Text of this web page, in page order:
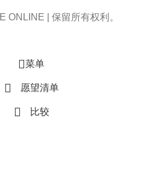
ONLINE | 保留所有权利。
菜单
愿望清单
比较